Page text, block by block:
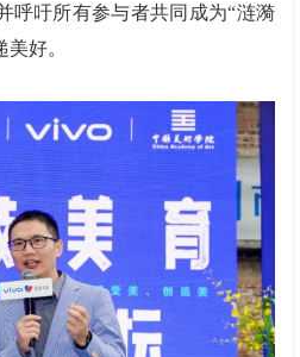
呼吁所有参与者共同成为“涟漪
好。